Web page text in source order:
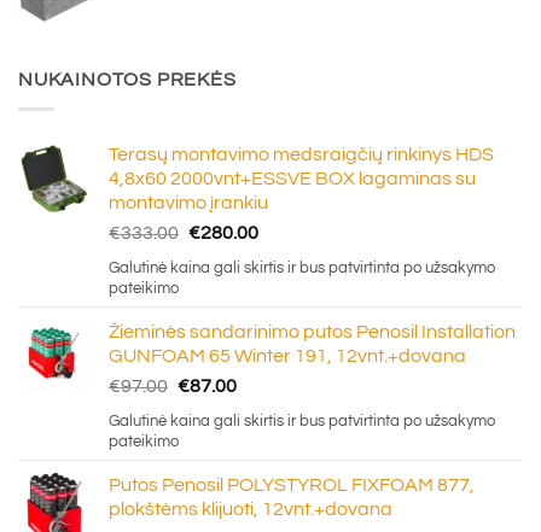
NUKAINOTOS PREKĖS
Terasų montavimo medsraigčių rinkinys HDS
4,8x60 2000vnt+ESSVE BOX lagaminas su
montavimo įrankiu
€333.00 Original
price
was:
€280.00Current
price
Galutinė kaina gali skirtis ir bus patvirtinta po užsakymo
pateikimo
Žieminės sandarinimo putos Penosil Installation
GUNFOAM 65 Winter 191, 12vnt.+dovana
€97.00 Original
price
was:
€87.00Current
price
Galutinė kaina gali skirtis ir bus patvirtinta po užsakymo
pateikimo
Putos Penosil POLYSTYROL FIXFOAM 877,
plokštėms klijuoti, 12vnt.+dovana